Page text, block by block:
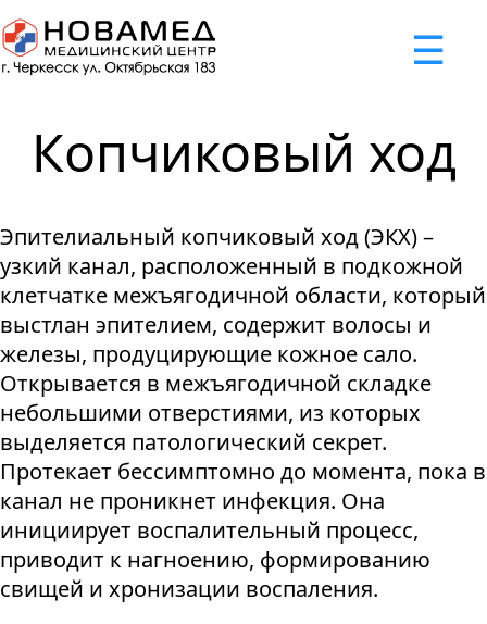
☰
x
Задать вопрос
Я принимаю"Cоглашение
об обработке персональных
данных."
Отправить вопрос
Успешно
Мы свяжемся с вами в ближайшее время
Неудача
Некорректно введен номер телефона
Неудача
Отклонена капча
Неудача
Не введено имя или вопрос
Неудача
Не принято соглашение
Копчиковый ход
Эпителиальный копчиковый ход (ЭКХ) –
узкий канал, расположенный в подкожной
клетчатке межъягодичной области, который
выстлан эпителием, содержит волосы и
железы, продуцирующие кожное сало.
Открывается в межъягодичной складке
небольшими отверстиями, из которых
выделяется патологический секрет.
Протекает бессимптомно до момента, пока в
канал не проникнет инфекция. Она
инициирует воспалительный процесс,
приводит к нагноению, формированию
свищей и хронизации воспаления.